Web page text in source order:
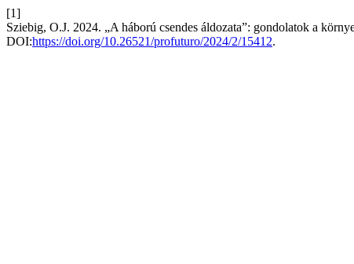
[1]
Sziebig, O.J. 2024. „A háború csendes áldozata”: gondolatok a
DOI:https://doi.org/10.26521/profuturo/2024/2/15412.